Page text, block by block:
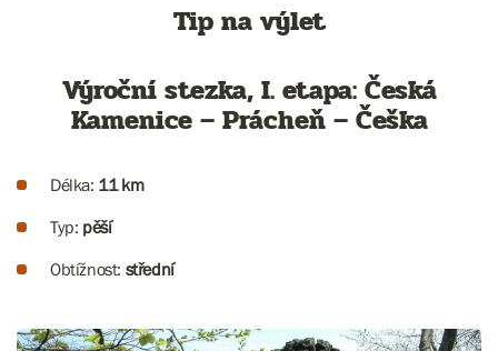
Tip na výlet
Výroční stezka, I. etapa: Česká
Kamenice – Prácheň – Češka
Délka: 11 km
Typ: pěší
Obtížnost: střední